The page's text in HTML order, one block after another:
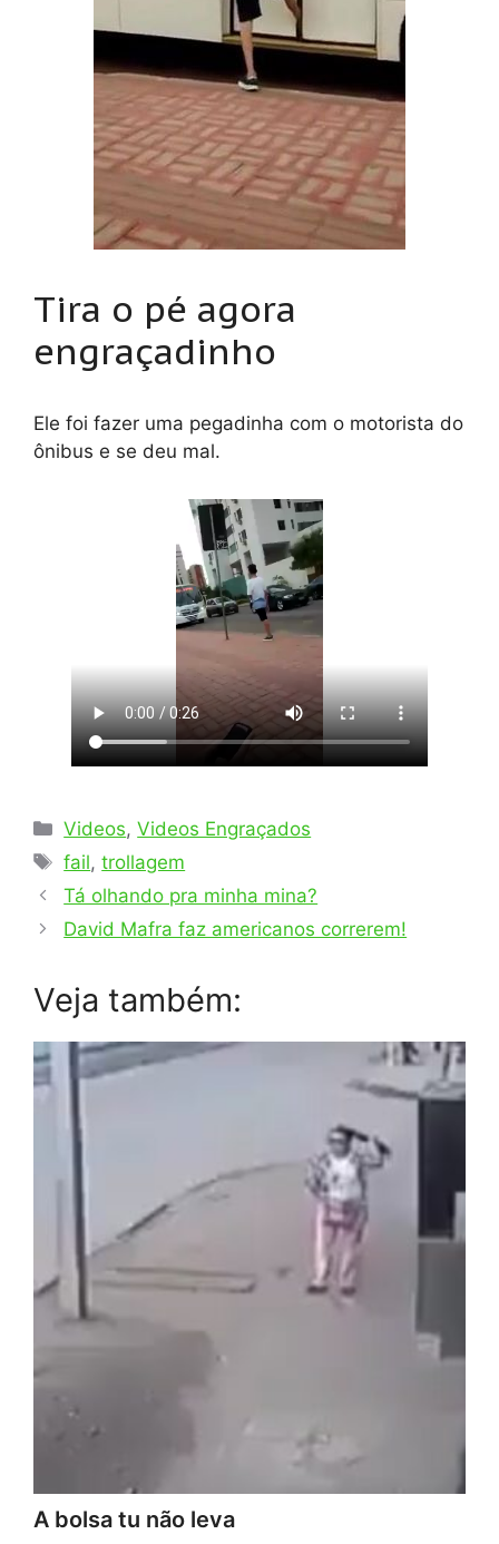
Tira o pé agora
engraçadinho
Ele foi fazer uma pegadinha com o motorista do
ônibus e se deu mal.
Categorias
Videos,Videos Engraçados
Tags
fail,trollagem
Tá olhando pra minha mina?
David Mafra faz americanos correrem!
Veja também:
A bolsa tu não leva